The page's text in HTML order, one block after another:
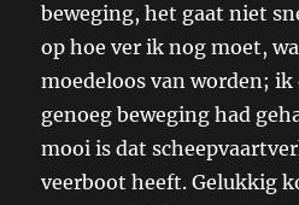
beweging, het gaat niet
op hoe ver ik nog moet,
moedeloos van worden;
genoeg beweging had
mooi is dat
veerboot heeft. Gelukkig